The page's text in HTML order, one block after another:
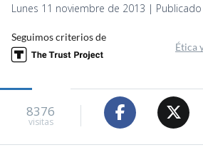
Lunes 11 noviembre de 2013 | Publicado
Seguimos criterios de
Ética
8376
visitas